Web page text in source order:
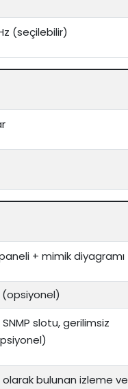
(seçilebilir)
+ mimik diyagramı
(opsiyonel)
SNMP slotu, gerilimsiz
bulunan izleme ve